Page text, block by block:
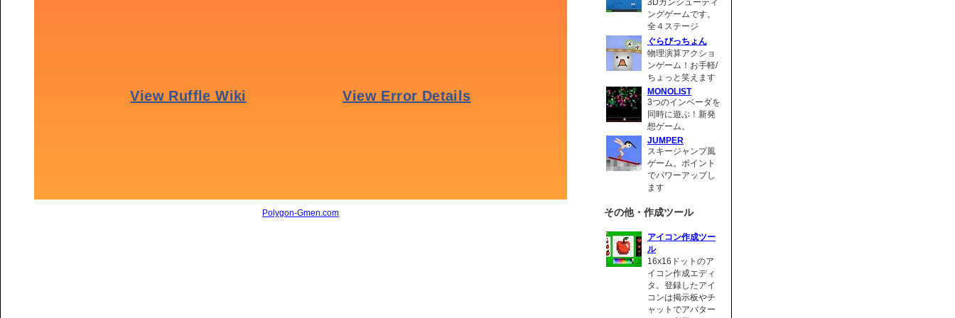
Polygon-Gmen.com
3Dガンシューティ
ングゲームです。
全４ステージ
ぐらびっちょん
物理演算アクショ
ンゲーム！お手軽/
ちょっと笑えます
MONOLIST
3つのインベーダを
同時に遊ぶ！新発
想ゲーム。
JUMPER
スキージャンプ風
ゲーム。ポイント
でパワーアップし
ます
その他・作成ツール
アイコン作成ツー
ル
16x16ドットのア
イコン作成エディ
タ。登録したアイ
コンは掲示板やチ
ャットでアバター